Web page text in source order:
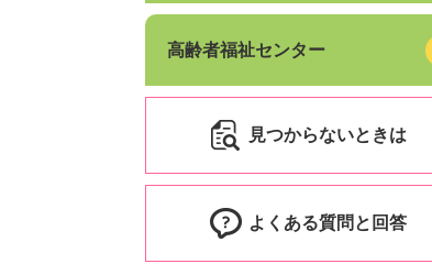
高齢者福祉センター
見つからないときは
よくある質問と回答